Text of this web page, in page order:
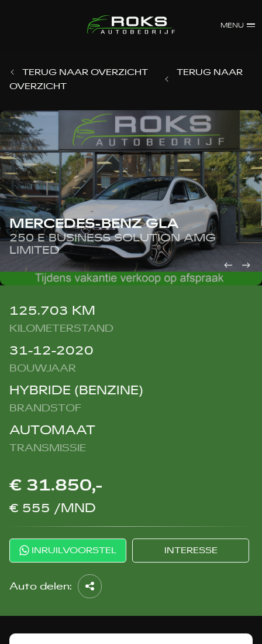
MENU
TERUG NAAR OVERZICHT
TERUG NAAR
OVERZICHT
MERCEDES-BENZ GLA
250 E BUSINESS SOLUTION AMG
LIMITED
125.703 KM
KILOMETERSTAND
31-12-2020
BOUWJAAR
HYBRIDE (BENZINE)
BRANDSTOF
AUTOMAAT
TRANSMISSIE
€ 31.850,-
€ 555 /MND
INRUILVOORSTEL INTERESSE
Auto delen: